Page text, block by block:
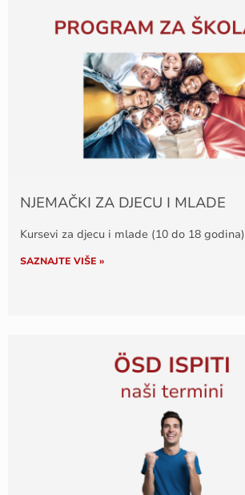
NJEMAČKI ZA DJECU I MLADE
Kursevi za djecu i mlade (10 do 18 godina)
SAZNAJTE VIŠE »